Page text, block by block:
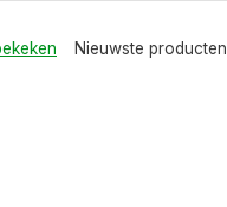
Nieuwste producten